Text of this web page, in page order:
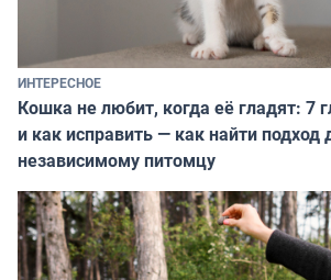
ИНТЕРЕСНОЕ
Кошка не любит, когда её гладят: 7
и как исправить — как найти
независимому питомцу